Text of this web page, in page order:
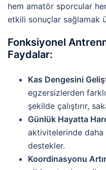
hem amatör sporcular
etkili sonuçlar sağlamak
Fonksiyonel
Faydalar:
Kas Dengesini
egzersizlerden
şekilde çalıştırır,
Günlük Hayatta
aktivitelerinde daha
destekler.
Koordinasyonu